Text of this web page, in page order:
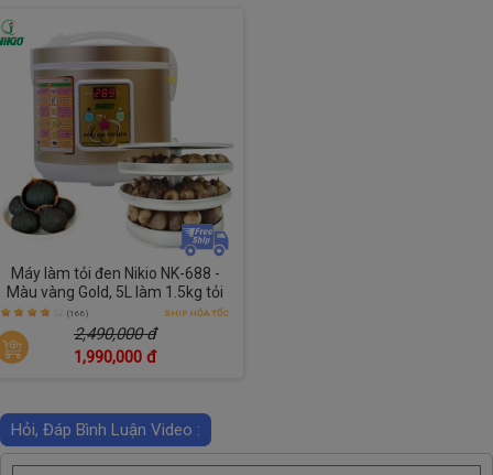
Máy làm tỏi đen Nikio NK-688 -
Màu vàng Gold, 5L làm 1.5kg tỏi
(166) SHIP HỎA TỐC
2,490,000 đ
1,990,000 đ
Hỏi, Đáp Bình Luận Video :